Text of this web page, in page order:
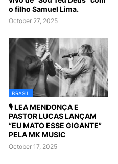
o filho Samuel Lima.
October 27, 2025
BRASIL
🎙️ LEA MENDONÇA E
PASTOR LUCAS LANÇAM
“EU MATO ESSE GIGANTE”
PELA MK MUSIC
October 17, 2025